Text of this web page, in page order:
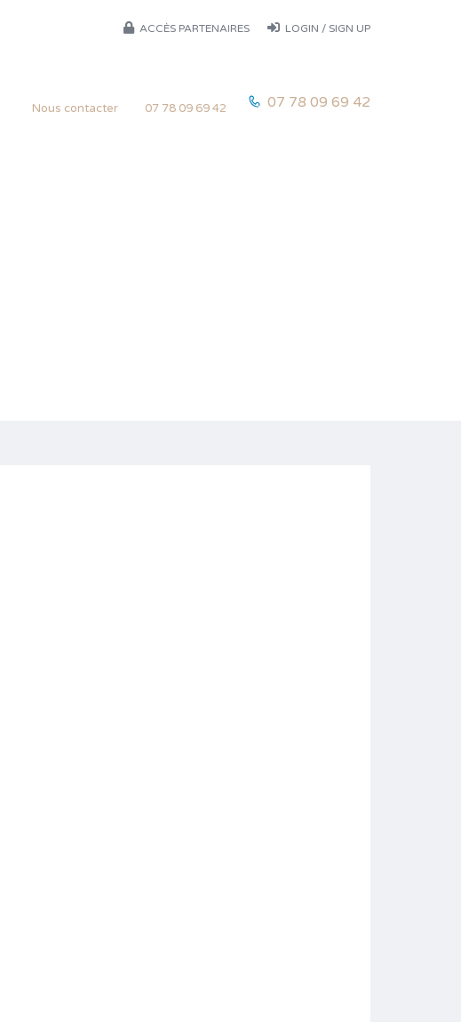
ACCÈS PARTENAIRES LOGIN / SIGN UP
07 78 09 69 42
Nous contacter 07 78 09 69 42